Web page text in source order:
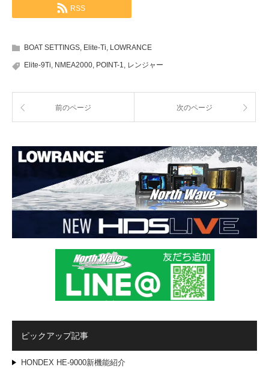
RSS
BOAT SETTINGS, Elite-Ti, LOWRANCE
Elite-9Ti, NMEA2000, POINT-1, レンジャー
前のページ 次のページ
ピックアップ記事
HONDEX HE-9000新機能紹介